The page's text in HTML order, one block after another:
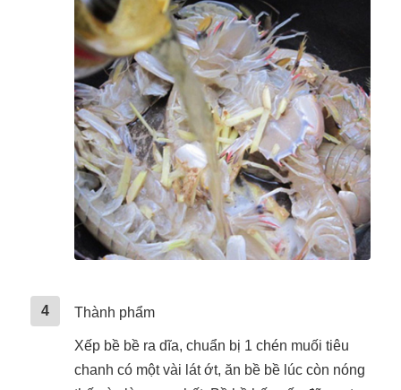
4 Thành phẩm
Xếp bề bề ra dĩa, chuẩn bị 1 chén muối tiêu
chanh có một vài lát ớt, ăn bề bề lúc còn nóng